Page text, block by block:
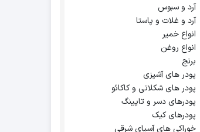
آرد و سبوس
آرد و غلات و پاستا
انواع خمیر
انواع روغن
برنج
پودر های آشپزی
پودر های شکلاتی و کاکائو
پودرهای دسر و تاپینگ
پودرهای کیک
خوراکی های آسیای شرقی